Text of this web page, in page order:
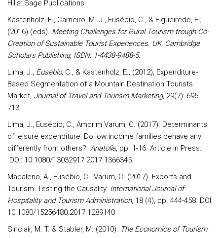
Hills: Sage Publications.
Kastenholz, E., Carneiro, M. J., Eusébio, C., & Figueiredo, E.;
(2016) (eds). Meeting Challenges for Rural Tourism trough Co-
Creation of Sustainable Tourist Experiences. UK: Cambridge
Scholars Publishing, ISBN: 1-4438-9488-5.
Lima, J., Eusébio, C., & Kastenholz, E., (2012), Expenditure-
Based Segmentation of a Mountain Destination Tourists
Market, Journal of Travel and Tourism Marketing, 29(7): 695-
713.
Lima, J., Eusébio, C., Amorim Varum, C. (2017). Determinants
of leisure expenditure: Do low income families behave any
differently from others?. Anatolia, pp. 1-16. Article in Press.
DOI: 10.1080/13032917.2017.1366345.
Madaleno, A., Eusébio, C., Varum, C. (2017). Exports and
Tourism: Testing the Causality. International Journal of
Hospitality and Tourism Administration, 18 (4), pp. 444-458. DOI:
10.1080/15256480.2017.1289140
Sinclair, M. T. & Stabler, M. (2010). The Economics of Tourism.